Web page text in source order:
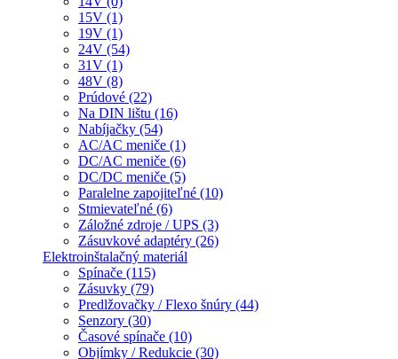
15V (1)
19V (1)
24V (54)
31V (1)
48V (8)
Prúdové (22)
Na DIN lištu (16)
Nabíjačky (54)
AC/AC meniče (1)
DC/AC meniče (6)
DC/DC meniče (5)
Paralelne zapojiteľné (10)
Stmievateľné (6)
Záložné zdroje / UPS (3)
Zásuvkové adaptéry (26)
Elektroinštalačný materiál
Spínače (115)
Zásuvky (79)
Predlžovačky / Flexo šnúry (44)
Senzory (30)
Časové spínače (10)
Objímky / Redukcie (30)